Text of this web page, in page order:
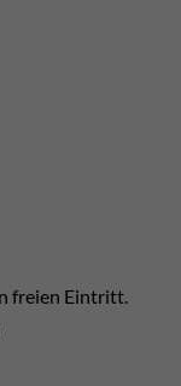
freien Eintritt.